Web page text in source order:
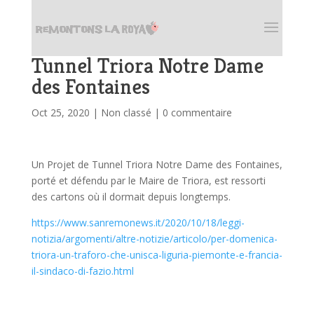
Tunnel Triora Notre Dame
des Fontaines
Oct 25, 2020 | Non classé | 0 commentaire
Un Projet de Tunnel Triora Notre Dame des Fontaines,
porté et défendu par le Maire de Triora, est ressorti
des cartons où il dormait depuis longtemps.
https://www.sanremonews.it/2020/10/18/leggi-
notizia/argomenti/altre-notizie/articolo/per-domenica-
triora-un-traforo-che-unisca-liguria-piemonte-e-francia-
il-sindaco-di-fazio.html